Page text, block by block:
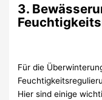
3.
Für die
Hier sind einige